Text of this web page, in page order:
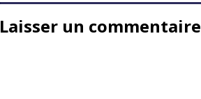
Laisser un commentaire